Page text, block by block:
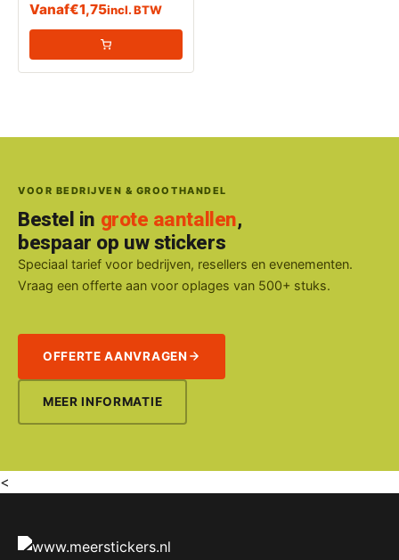
Vanaf€1,75incl. BTW
VOOR BEDRIJVEN & GROOTHANDEL
Bestel in grote aantallen,
bespaar op uw stickers
Speciaal tarief voor bedrijven, resellers en evenementen.
Vraag een offerte aan voor oplages van 500+ stuks.
OFFERTE AANVRAGEN
MEER INFORMATIE
<